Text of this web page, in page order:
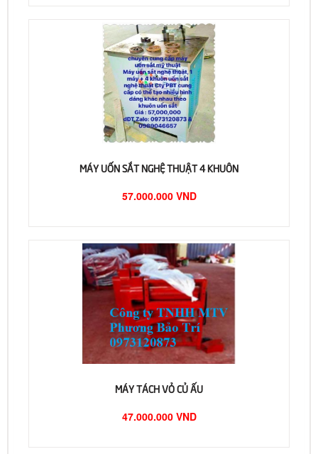
MÁY UỐN SẮT NGHỆ THUẬT 4 KHUÔN
57.000.000 VND
MÁY TÁCH VỎ CỦ ẤU
47.000.000 VND